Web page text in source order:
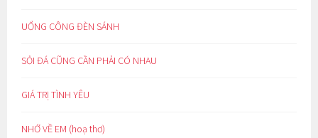
UỔNG CÔNG ĐÈN SÁNH
SỎI ĐÁ CŨNG CẦN PHẢI CÓ NHAU
GIÁ TRỊ TÌNH YÊU
NHỚ VỀ EM (hoạ thơ)